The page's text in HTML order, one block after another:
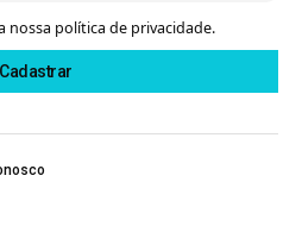
nossa política de privacidade.